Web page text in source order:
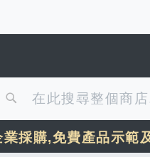
搜
尋
業採購,免費產品示範